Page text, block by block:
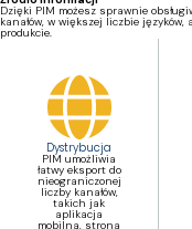
Dzięki PIM możesz sprawnie
kanałów, w większej liczbie
produkcie.
Dystrybucja
PIM umożliwia
łatwy eksport do
nieograniczonej
liczby kanałów,
takich jak
aplikacja
mobilna, strona